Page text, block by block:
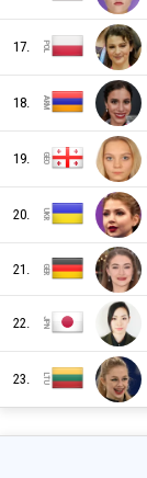
UKR
CZE
ISR
KOR
EST
17.
18.
19.
20.
21.
22.
23.